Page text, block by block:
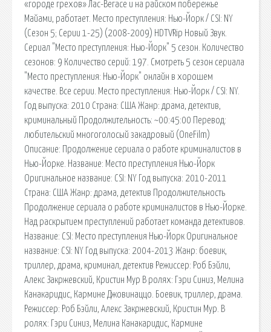
«городе грехов» Лас-Вегасе и на райском побережье
Майами, работает. Место преступления: Нью-Йорк / CSI: NY
(Сезон 5; Серии 1-25) (2008-2009) HDTVRip Новый Звук.
Сериал "Место преступления: Нью-Йорк" 5 сезон. Количество
сезонов: 9 Количество серий: 197. Смотреть 5 сезон сериала
"Место преступления: Нью-Йорк" онлайн в хорошем
качестве. Все серии. Место преступления: Нью-Йорк / CSI: NY.
Год выпуска: 2010 Страна: США Жанр: драма, детектив,
криминальный Продолжительность: ~00:45:00 Перевод:
любительский многоголосый закадровый (OneFilm)
Описание: Продолжение сериала о работе криминалистов в
Нью-Йорке. Название: Место преступления Нью-Йорк
Оригинальное название: CSI: NY Год выпуска: 2010-2011
Страна: США Жанр: драма, детектив Продолжительность
Продолжение сериала о работе криминалистов в Нью-Йорке.
Над раскрытием преступлений работает команда детективов.
Название: CSI: Место преступления Нью-Йорк Оригинальное
название: CSI: NY Год выпуска: 2004-2013 Жанр: боевик,
триллер, драма, криминал, детектив Режиссер: Роб Бэйли,
Алекс Закржевский, Кристин Мур В ролях: Гэри Синиз, Мелина
Канакаридис, Кармине Джовинаццо. Боевик, триллер, драма.
Режиссер: Роб Бэйли, Алекс Закржевский, Кристин Мур. В
ролях: Гэри Синиз, Мелина Канакаридис, Кармине